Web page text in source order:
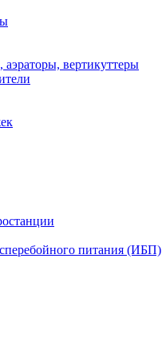
вертикуттеры
питания (ИБП)